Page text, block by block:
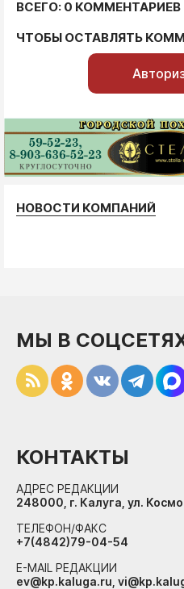
ВСЕГО: 0 КОММЕНТАРИЕВ
ЧТОБЫ ОСТАВЛЯТЬ
НОВОСТИ КОМПАНИЙ
МЫ В
КОНТАКТЫ
АДРЕС РЕДАКЦИИ
248000, г. Калуга, ул.
ТЕЛЕФОН/ФАКС
+7(4842)79-04-54
E-MAIL РЕДАКЦИИ
ev@kp.kaluga.ru,